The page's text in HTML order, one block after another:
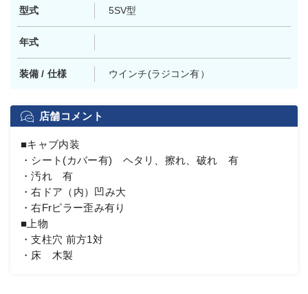
型式 5SV型
年式
装備 / 仕様 ウインチ(ラジコン有）
店舗コメント
■キャブ内装
・シート(カバー有) ヘタリ、擦れ、破れ 有
・汚れ 有
・右ドア（内）凹み大
・右Frピラー歪み有り
■上物
・支柱穴 前方1対
・床 木製